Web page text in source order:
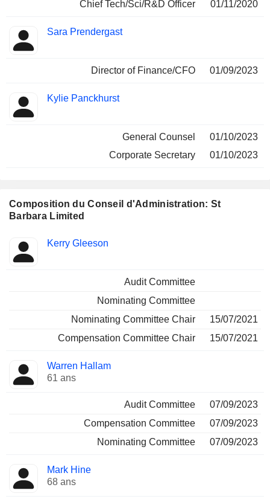
Chief Tech/Sci/R&D Officer 01/11/2020
Sara Prendergast
Director of Finance/CFO 01/09/2023
Kylie Panckhurst
General Counsel
01/10/2023
Corporate Secretary
01/10/2023
Composition du Conseil d'Administration: St
Barbara Limited
Administrateur Comités
Kerry Gleeson
Audit Committee
Nominating Committee
Nominating Committee Chair
15/07/2021
Compensation Committee Chair
15/07/2021
Warren Hallam
61 ans
Audit Committee
07/09/2023
Compensation Committee
07/09/2023
Nominating Committee
07/09/2023
Mark Hine
68 ans